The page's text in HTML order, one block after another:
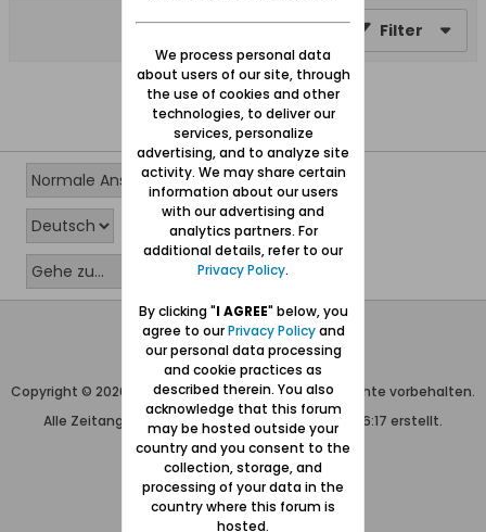
Filter
Keine Bilder gefunden.
Wolfgang Naujocks MMXXVI
Powered by
vBulletin®
Copyright © 2026 MH Sub I, LLC dba vBulletin. Alle Rechte vorbehalten.
Alle Zeitangaben in WEZ+1. Die Seite wurde um 16:17 erstellt.
We process personal data
about users of our site, through
the use of cookies and other
technologies, to deliver our
services, personalize
advertising, and to analyze site
activity. We may share certain
information about our users
with our advertising and
analytics partners. For
additional details, refer to our
Privacy Policy.
By clicking "I AGREE" below, you
agree to ourPrivacy Policyand
our personal data processing
and cookie practices as
described therein. You also
acknowledge that this forum
may be hosted outside your
country and you consent to the
collection, storage, and
processing of your data in the
country where this forum is
hosted.